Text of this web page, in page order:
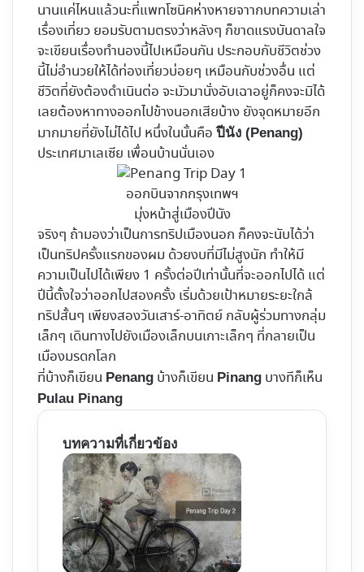
นานแค่ไหนแล้วนะที่แพทโซนิคห่างหายจาากบทความเล่า
เรื่องเที่ยว ยอมรับตามตรงว่าหลังๆ ก็ขาดแรงบันดาลใจ
จะเขียนเรื่องทำนองนี้ไปเหมือนกัน ประกอบกับชีวิตช่วง
นี้ไม่อำนวยให้ได้ท่องเที่ยวบ่อยๆ เหมือนกับช่วงอื่น แต่
ชีวิตที่ยังต้องดำเนินต่อ จะมัวมานั่งอับเฉาอยู่ก็คงจะมิได้
เลยต้องหาทางออกไปข้างนอกเสียบ้าง ยังจุดหมายอีก
มากมายที่ยังไม่ได้ไป หนึ่งในนั้นคือปีนัง (Penang)
ประเทศมาเลเซีย เพื่อนบ้านนั่นเอง
ออกบินจากกรุงเทพฯ
มุ่งหน้าสู่เมืองปีนัง
จริงๆ ถ้ามองว่าเป็นการทริปเมืองนอก ก็คงจะนับได้ว่า
เป็นทริปครั้งแรกของผม ด้วยงบที่มีไม่สูงนัก ทำให้มี
ความเป็นไปได้เพียง 1 ครั้งต่อปีเท่านั้นที่จะออกไปได้ แต่
ปีนี้ตั้งใจว่าออกไปสองครั้ง เริ่มด้วยเป้าหมายระยะใกล้
ทริปสั้นๆ เพียงสองวันเสาร์-อาทิตย์ กลับผู้ร่วมทางกลุ่ม
เล็กๆ เดินทางไปยังเมืองเล็กบนเกาะเล็กๆ ที่กลายเป็น
เมืองมรดกโลก
ที่บ้างก็เขียน Penang บ้างก็เขียน Pinang บางทีก็เห็น
Pulau Pinang
บทความที่เกี่ยวข้อง